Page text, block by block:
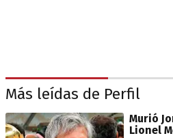
Más leídas de Perfil
Murió
Lionel